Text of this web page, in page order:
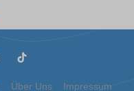
Über Uns Impressum